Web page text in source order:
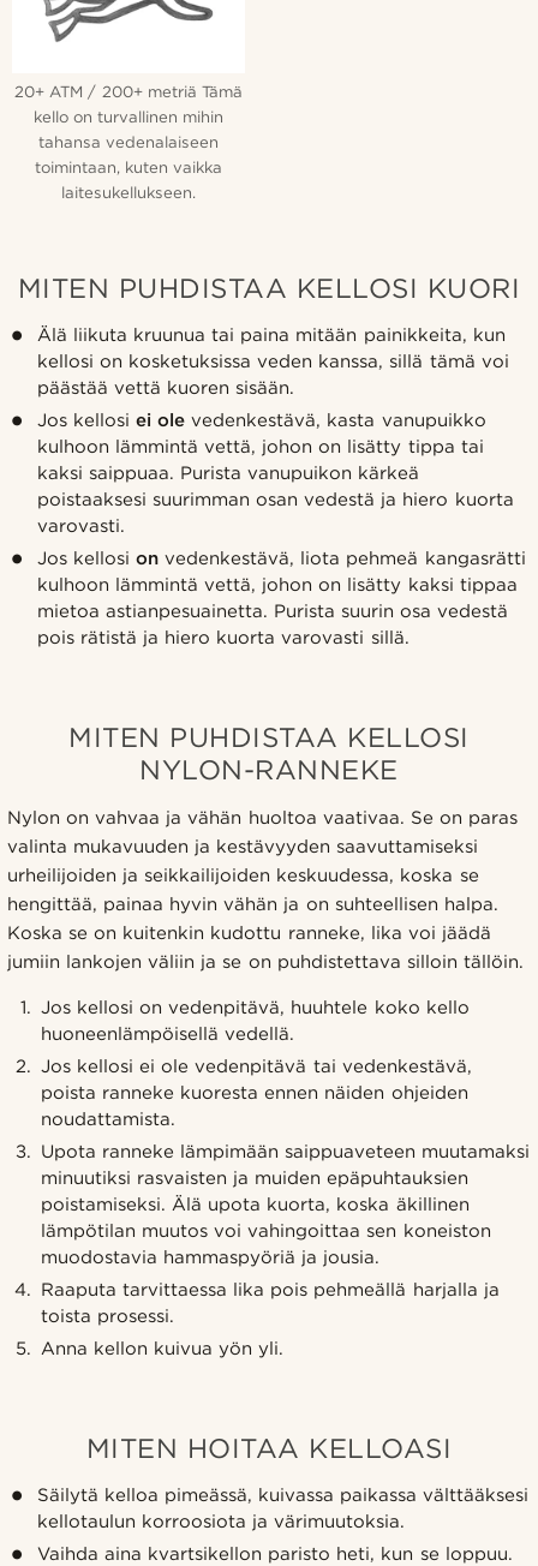
20+ ATM / 200+ metriä Tämä
kello on turvallinen mihin
tahansa vedenalaiseen
toimintaan, kuten vaikka
laitesukellukseen.
MITEN PUHDISTAA KELLOSI KUORI
Älä liikuta kruunua tai paina mitään painikkeita, kun
kellosi on kosketuksissa veden kanssa, sillä tämä voi
päästää vettä kuoren sisään.
Jos kellosiei ole vedenkestävä, kasta vanupuikko
kulhoon lämmintä vettä, johon on lisätty tippa tai
kaksi saippuaa. Purista vanupuikon kärkeä
poistaaksesi suurimman osan vedestä ja hiero kuorta
varovasti.
Jos kellosion vedenkestävä, liota pehmeä kangasrätti
kulhoon lämmintä vettä, johon on lisätty kaksi tippaa
mietoa astianpesuainetta. Purista suurin osa vedestä
pois rätistä ja hiero kuorta varovasti sillä.
MITEN PUHDISTAA KELLOSI
NYLON-RANNEKE
Nylon on vahvaa ja vähän huoltoa vaativaa. Se on paras
valinta mukavuuden ja kestävyyden saavuttamiseksi
urheilijoiden ja seikkailijoiden keskuudessa, koska se
hengittää, painaa hyvin vähän ja on suhteellisen halpa.
Koska se on kuitenkin kudottu ranneke, lika voi jäädä
jumiin lankojen väliin ja se on puhdistettava silloin tällöin.
Jos kellosi on vedenpitävä, huuhtele koko kello
huoneenlämpöisellä vedellä.
Jos kellosi ei ole vedenpitävä tai vedenkestävä,
poista ranneke kuoresta ennen näiden ohjeiden
noudattamista.
Upota ranneke lämpimään saippuaveteen muutamaksi
minuutiksi rasvaisten ja muiden epäpuhtauksien
poistamiseksi. Älä upota kuorta, koska äkillinen
lämpötilan muutos voi vahingoittaa sen koneiston
muodostavia hammaspyöriä ja jousia.
Raaputa tarvittaessa lika pois pehmeällä harjalla ja
toista prosessi.
Anna kellon kuivua yön yli.
MITEN HOITAA KELLOASI
Säilytä kelloa pimeässä, kuivassa paikassa välttääksesi
kellotaulun korroosiota ja värimuutoksia.
Vaihda aina kvartsikellon paristo heti, kun se loppuu.